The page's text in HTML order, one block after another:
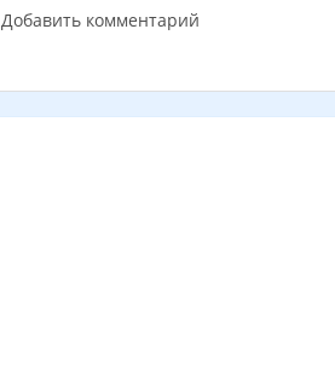
Добавить комментарий